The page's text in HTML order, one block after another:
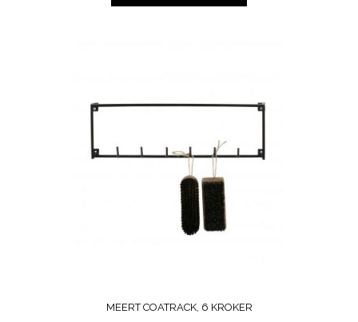
MEERT COATRACK, 6 KROKER